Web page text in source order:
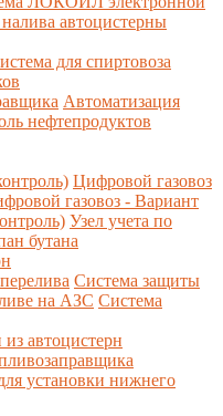
автоцистерны
для спиртовоза
Автоматизация
нефтепродуктов
Цифровой газовоз
газовоз - Вариант
Узел учета по
бутана
Система защиты
на АЗС Система
автоцистерн
установки нижнего